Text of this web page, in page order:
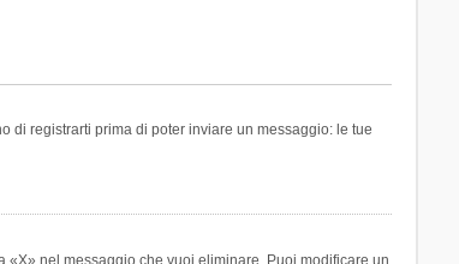
di registrarti prima di poter inviare un messaggio: le tue
nel messaggio che vuoi eliminare. Puoi modificare un